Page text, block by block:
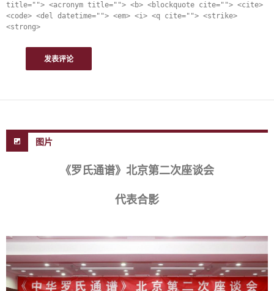
title=""> <acronym title=""> <b> <blockquote cite=""> <cite>
<code> <del datetime=""> <em> <i> <q cite=""> <strike>
<strong>
图片
《罗氏通谱》北京第二次座谈会
代表合影